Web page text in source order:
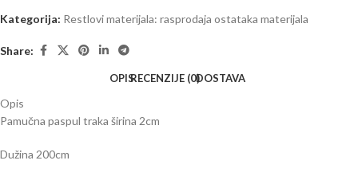
Kategorija: Restlovi materijala: rasprodaja ostataka materijala
Share:
OPISRECENZIJE (0)DOSTAVA
Opis
Pamučna paspul traka širina 2cm
Dužina 200cm